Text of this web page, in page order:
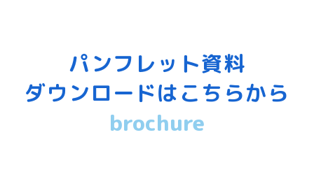
パンフレット資料
ダウンロードはこちらから
brochure